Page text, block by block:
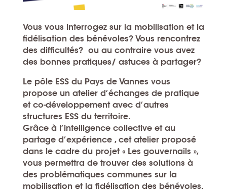
Vous vous interrogez sur la mobilisation et la
fidélisation des bénévoles? Vous rencontrez
des difficultés? ou au contraire vous avez
des bonnes pratiques/ astuces à partager?
Le pôle ESS du Pays de Vannes vous
propose un atelier d’échanges de pratique
et co-développement avec d’autres
structures ESS du territoire.
Grâce à l’intelligence collective et au
partage d’expérience , cet atelier proposé
dans le cadre du projet « Les gouvernails »,
vous permettra de trouver des solutions à
des problématiques communes sur la
mobilisation et la fidélisation des bénévoles.